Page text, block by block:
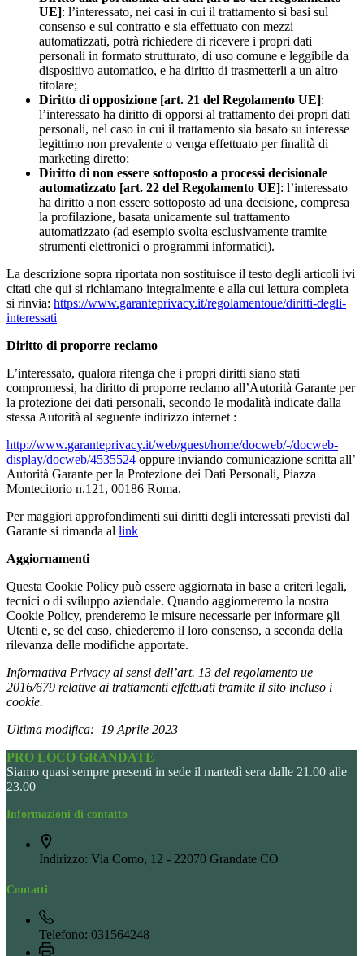
UE]: l’interessato, nei casi in cui il trattamento si basi sul
consenso e sul contratto e sia effettuato con mezzi
automatizzati, potrà richiedere di ricevere i propri dati
personali in formato strutturato, di uso comune e leggibile da
dispositivo automatico, e ha diritto di trasmetterli a un altro
titolare;
Diritto di opposizione [art. 21 del Regolamento UE]:
l’interessato ha diritto di opporsi al trattamento dei propri dati
personali, nel caso in cui il trattamento sia basato su interesse
legittimo non prevalente o venga effettuato per finalità di
marketing diretto;
Diritto di non essere sottoposto a processi decisionale
automatizzato [art. 22 del Regolamento UE]: l’interessato
ha diritto a non essere sottoposto ad una decisione, compresa
la profilazione, basata unicamente sul trattamento
automatizzato (ad esempio svolta esclusivamente tramite
strumenti elettronici o programmi informatici).
La descrizione sopra riportata non sostituisce il testo degli articoli ivi
citati che qui si richiamano integralmente e alla cui lettura completa
si rinvia: https://www.garanteprivacy.it/regolamentoue/diritti-degli-
interessati
Diritto di proporre reclamo
L’interessato, qualora ritenga che i propri diritti siano stati
compromessi, ha diritto di proporre reclamo all’Autorità Garante per
la protezione dei dati personali, secondo le modalità indicate dalla
stessa Autorità al seguente indirizzo internet :
http://www.garanteprivacy.it/web/guest/home/docweb/-/docweb-
display/docweb/4535524 oppure inviando comunicazione scritta all’
Autorità Garante per la Protezione dei Dati Personali, Piazza
Montecitorio n.121, 00186 Roma.
Per maggiori approfondimenti sui diritti degli interessati previsti dal
Garante si rimanda al link
Aggiornamenti
Questa Cookie Policy può essere aggiornata in base a criteri legali,
tecnici o di sviluppo aziendale. Quando aggiorneremo la nostra
Cookie Policy, prenderemo le misure necessarie per informare gli
Utenti e, se del caso, chiederemo il loro consenso, a seconda della
rilevanza delle modifiche apportate.
Informativa Privacy ai sensi dell’art. 13 del regolamento ue
2016/679 relative ai trattamenti effettuati tramite il sito incluso i
cookie.
Ultima modifica: 19 Aprile 2023
PRO LOCO GRANDATE
Siamo quasi sempre presenti in sede il martedì sera dalle 21.00 alle
23.00
Informazioni di contatto
Indirizzo: Via Como, 12 - 22070 Grandate CO
Contatti
Telefono: 031564248